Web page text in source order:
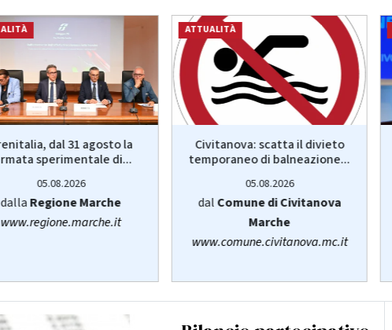
dal 31 agosto la
sperimentale di...
05.08.2026
dallaRegione Marche
www.regione.marche.it
ATTUALITÀ
Civitanova: scatta il divieto
temporaneo di balneazione...
05.08.2026
dalComune di Civitanova
Marche
www.comune.civitanova.mc.it